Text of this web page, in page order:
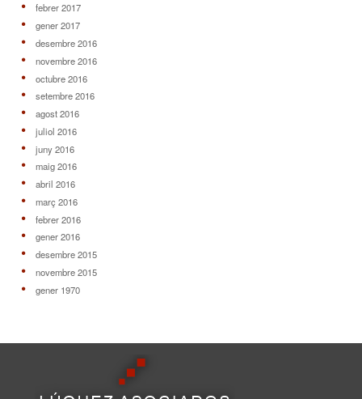
febrer 2017
gener 2017
desembre 2016
novembre 2016
octubre 2016
setembre 2016
agost 2016
juliol 2016
juny 2016
maig 2016
abril 2016
març 2016
febrer 2016
gener 2016
desembre 2015
novembre 2015
gener 1970